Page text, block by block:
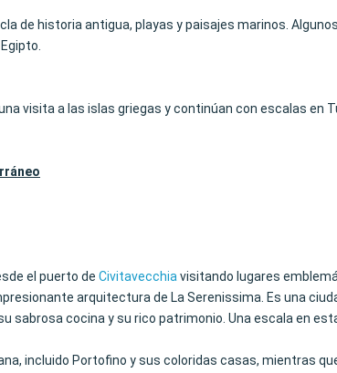
de historia antigua, playas y paisajes marinos.
visita a las islas griegas y continúan con escalas en
el puerto de Civitavecchia visitando lugares
arquitectura de La Serenissima. Es una
sabrosa cocina y su rico patrimonio. Una escala en
incluido Portofino y sus coloridas casas, mientras